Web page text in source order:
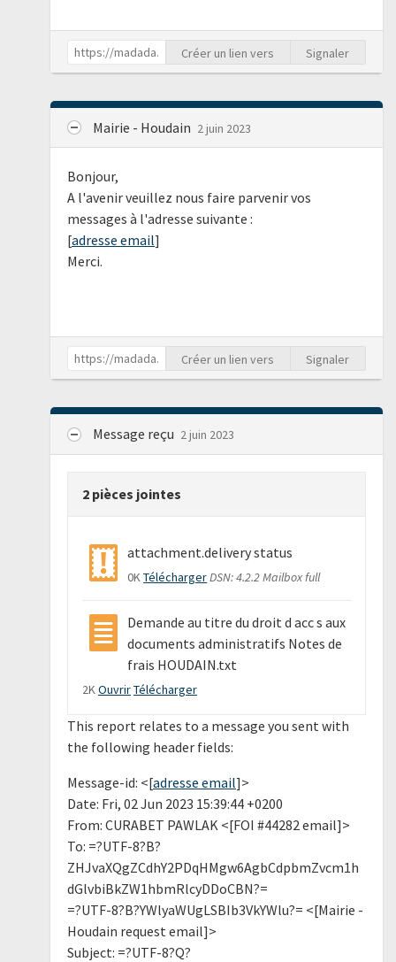
Créer un lien vers Signaler
Mairie - Houdain 2 juin 2023
Bonjour,
A l'avenir veuillez nous faire parvenir vos
messages à l'adresse suivante :
[adresse email]
Merci.
Créer un lien vers Signaler
Message reçu 2 juin 2023
2 pièces jointes
attachment.delivery status
0KTéléchargerDSN: 4.2.2 Mailbox full
Demande au titre du droit d acc s aux
documents administratifs Notes de
frais HOUDAIN.txt
2KOuvrirTélécharger
This report relates to a message you sent with
the following header fields:
Message-id: <[adresse email]>
Date: Fri, 02 Jun 2023 15:39:44 +0200
From: CURABET PAWLAK <[FOI #44282 email]>
To: =?UTF-8?B?
ZHJvaXQgZCdhY2PDqHMgw6AgbCdpbmZvcm1h
dGlvbiBkZW1hbmRlcyDDoCBN?=
=?UTF-8?B?YWlyaWUgLSBIb3VkYWlu?= <[Mairie -
Houdain request email]>
Subject: =?UTF-8?Q?